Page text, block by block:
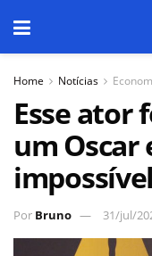
Home Notícias
Esse ator
um Oscar
Por Bruno 31/jul/